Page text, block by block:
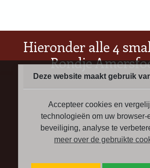
Hieronder alle 4
Rondje
Deze website maakt gebruik
Accepteer cookies en
technologieën om uw browser-
beveiliging, analyse te
meer over de gebruikte